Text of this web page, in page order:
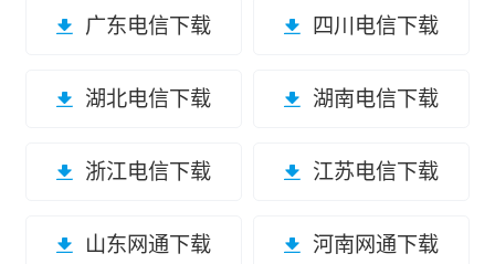
广东电信下载 四川电信下载
湖北电信下载 湖南电信下载
浙江电信下载 江苏电信下载
山东网通下载 河南网通下载